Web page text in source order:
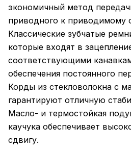
экономичный метод
приводного к приводимому
Классические зубчатые
которые входят в
соответствующими
обеспечения постоянного
Корды из стекловолокна с
гарантируют отличную
Масло- и термостойкая
каучука обеспечивает
сдвигу.